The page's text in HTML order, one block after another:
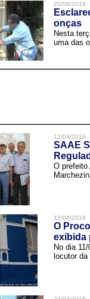
20/06/2018
onças
Nesta
uma das
12/04/2018
SAAE
O prefeito
12/04/2018
O
exibida
No dia
locutor